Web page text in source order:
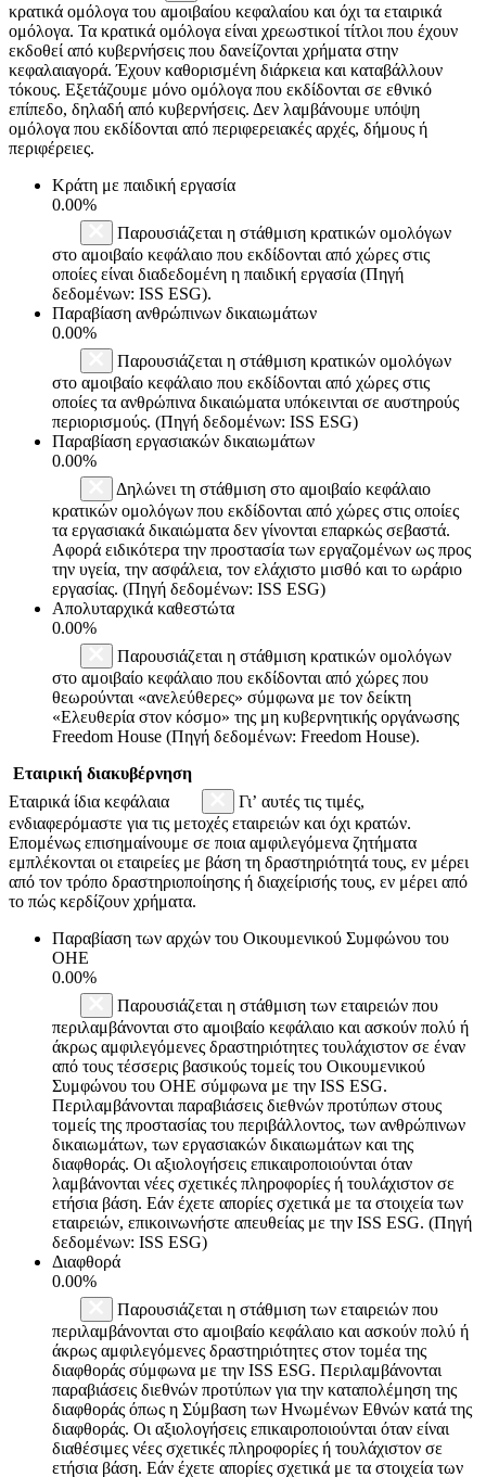
κρατικά ομόλογα του αμοιβαίου κεφαλαίου και όχι τα εταιρικά
ομόλογα. Τα κρατικά ομόλογα είναι χρεωστικοί τίτλοι που έχουν
εκδοθεί από κυβερνήσεις που δανείζονται χρήματα στην
κεφαλαιαγορά. Έχουν καθορισμένη διάρκεια και καταβάλλουν
τόκους. Εξετάζουμε μόνο ομόλογα που εκδίδονται σε εθνικό
επίπεδο, δηλαδή από κυβερνήσεις. Δεν λαμβάνουμε υπόψη
ομόλογα που εκδίδονται από περιφερειακές αρχές, δήμους ή
περιφέρειες.
Κράτη με παιδική εργασία
0.00%
Παρουσιάζεται η στάθμιση κρατικών ομολόγων
στο αμοιβαίο κεφάλαιο που εκδίδονται από χώρες στις
οποίες είναι διαδεδομένη η παιδική εργασία (Πηγή
δεδομένων: ISS ESG).
Παραβίαση ανθρώπινων δικαιωμάτων
0.00%
Παρουσιάζεται η στάθμιση κρατικών ομολόγων
στο αμοιβαίο κεφάλαιο που εκδίδονται από χώρες στις
οποίες τα ανθρώπινα δικαιώματα υπόκεινται σε αυστηρούς
περιορισμούς. (Πηγή δεδομένων: ISS ESG)
Παραβίαση εργασιακών δικαιωμάτων
0.00%
Δηλώνει τη στάθμιση στο αμοιβαίο κεφάλαιο
κρατικών ομολόγων που εκδίδονται από χώρες στις οποίες
τα εργασιακά δικαιώματα δεν γίνονται επαρκώς σεβαστά.
Αφορά ειδικότερα την προστασία των εργαζομένων ως προς
την υγεία, την ασφάλεια, τον ελάχιστο μισθό και το ωράριο
εργασίας. (Πηγή δεδομένων: ISS ESG)
Απολυταρχικά καθεστώτα
0.00%
Παρουσιάζεται η στάθμιση κρατικών ομολόγων
στο αμοιβαίο κεφάλαιο που εκδίδονται από χώρες που
θεωρούνται «ανελεύθερες» σύμφωνα με τον δείκτη
«Ελευθερία στον κόσμο» της μη κυβερνητικής οργάνωσης
Freedom House (Πηγή δεδομένων: Freedom House).
Εταιρική διακυβέρνηση
Εταιρικά ίδια κεφάλαια
Γι’ αυτές τις τιμές,
ενδιαφερόμαστε για τις μετοχές εταιρειών και όχι κρατών.
Επομένως επισημαίνουμε σε ποια αμφιλεγόμενα ζητήματα
εμπλέκονται οι εταιρείες με βάση τη δραστηριότητά τους, εν μέρει
από τον τρόπο δραστηριοποίησης ή διαχείρισής τους, εν μέρει από
το πώς κερδίζουν χρήματα.
Παραβίαση των αρχών του Οικουμενικού Συμφώνου του
ΟΗΕ
0.00%
Παρουσιάζεται η στάθμιση των εταιρειών που
περιλαμβάνονται στο αμοιβαίο κεφάλαιο και ασκούν πολύ ή
άκρως αμφιλεγόμενες δραστηριότητες τουλάχιστον σε έναν
από τους τέσσερις βασικούς τομείς του Οικουμενικού
Συμφώνου του ΟΗΕ σύμφωνα με την ISS ESG.
Περιλαμβάνονται παραβιάσεις διεθνών προτύπων στους
τομείς της προστασίας του περιβάλλοντος, των ανθρώπινων
δικαιωμάτων, των εργασιακών δικαιωμάτων και της
διαφθοράς. Οι αξιολογήσεις επικαιροποιούνται όταν
λαμβάνονται νέες σχετικές πληροφορίες ή τουλάχιστον σε
ετήσια βάση. Εάν έχετε απορίες σχετικά με τα στοιχεία των
εταιρειών, επικοινωνήστε απευθείας με την ISS ESG. (Πηγή
δεδομένων: ISS ESG)
Διαφθορά
0.00%
Παρουσιάζεται η στάθμιση των εταιρειών που
περιλαμβάνονται στο αμοιβαίο κεφάλαιο και ασκούν πολύ ή
άκρως αμφιλεγόμενες δραστηριότητες στον τομέα της
διαφθοράς σύμφωνα με την ISS ESG. Περιλαμβάνονται
παραβιάσεις διεθνών προτύπων για την καταπολέμηση της
διαφθοράς όπως η Σύμβαση των Ηνωμένων Εθνών κατά της
διαφθοράς. Οι αξιολογήσεις επικαιροποιούνται όταν είναι
διαθέσιμες νέες σχετικές πληροφορίες ή τουλάχιστον σε
ετήσια βάση. Εάν έχετε απορίες σχετικά με τα στοιχεία των